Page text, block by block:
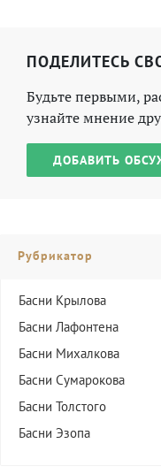
ПОДЕЛИТЕСЬ
Будьте первыми,
узнайте мнение
ДОБАВИТЬ
Рубрикатор
Басни Крылова
Басни Лафонтена
Басни Михалкова
Басни Сумарокова
Басни Толстого
Басни Эзопа